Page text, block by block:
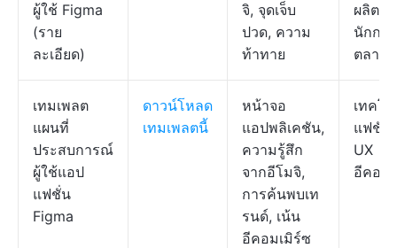
ผู้ใช้ Figma
(ราย
ละเอียด)
จิ, จุดเจ็บ
ปวด, ความ
ท้าทาย
ผลิตภั
นักการ
ตลาด
เทมเพลต
แผนที่
ประสบการณ์
ผู้ใช้แอป
แฟชั่น
Figma
ดาวน์โหลด
เทมเพลตนี้
หน้าจอ
แอปพลิเคชัน,
ความรู้สึก
จากอีโมจิ,
การค้นพบเท
รนด์, เน้น
อีคอมเมิร์ซ
เทคโ
แฟชั่น
UX
อีคอม